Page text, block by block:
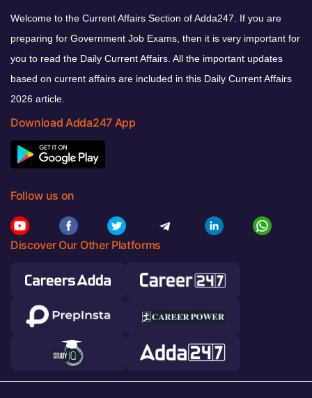
Welcome to the Current Affairs Section of Adda247. If you are
preparing for Government Job Exams, then it is very important for
you to read the Daily Current Affairs. All the important updates
based on current affairs are included in this Daily Current Affairs
2026 article.
Download Adda247 App
Follow us on
Discover Our Other Platforms